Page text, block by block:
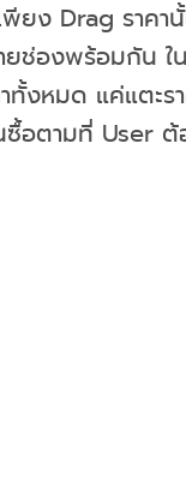
ยง Drag ราค
ช่องพร้อมกัน
งหมด แค่แตะร
อตามที่ User ต้